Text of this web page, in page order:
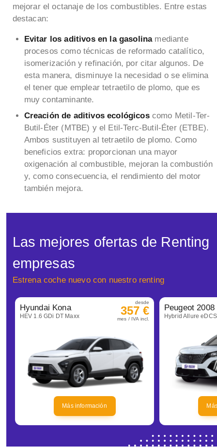
mejorar el octanaje de los combustibles. Entre estas
destacan:
Evitar los aditivos en la gasolinamediante
procesos como técnicas de reformado catalítico,
isomerización y refinación, por citar algunos. De
esta manera, disminuye la necesidad o se elimina
el tener que emplear tetraetilo de plomo, que es
muy contaminante.
Creación de aditivos ecológicoscomo Metil-Ter-
Butil-Éter (MTBE) y el Etil-Terc-Butil-Éter (ETBE).
Ambos sustituyen al tetraetilo de plomo. Como
beneficios extra: proporcionan una mayor
oxigenación al combustible, mejoran la combustión
y, como consecuencia, el rendimiento del motor
también mejora.
Las mejores ofertas de Renting
empresas
Estrena coche nuevo con nuestro renting
Hyundai Kona
HEV 1.6 GDi DT Maxx
desde
357 €
mes / IVA incl.
Más información
Peugeot 2008
Hybrid Allure